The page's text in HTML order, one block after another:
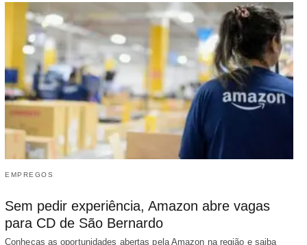
EMPREGOS
Sem pedir experiência, Amazon abre vagas
para CD de São Bernardo
Conheças as oportunidades abertas pela Amazon na região e saiba